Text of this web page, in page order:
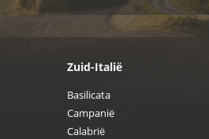
Zuid-Italië
Basilicata
Campanië
Calabrië